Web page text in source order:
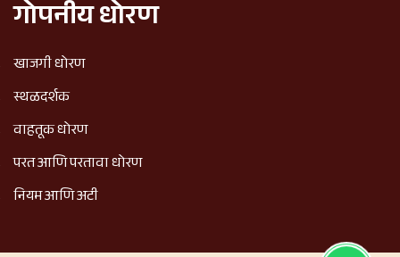
गोपनीय धोरण
खाजगी धोरण
स्थळदर्शक
वाहतूक धोरण
परत आणि परतावा धोरण
नियम आणि अटी